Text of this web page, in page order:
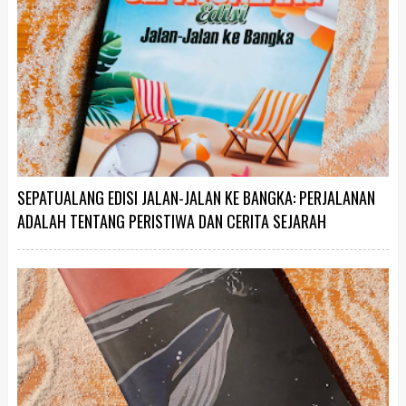
SEPATUALANG EDISI JALAN-JALAN KE BANGKA: PERJALANAN
ADALAH TENTANG PERISTIWA DAN CERITA SEJARAH